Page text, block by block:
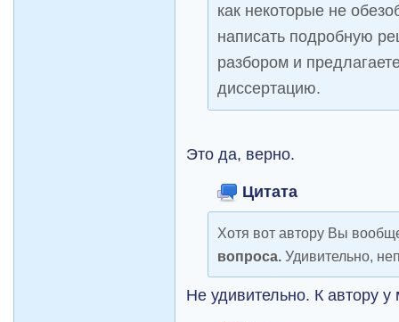
как некоторые не
написать подробную
разбором и
диссертацию.
Это да, верно.
Цитата
Хотя вот автору Вы
вопроса. Удивительно,
Не удивительно. К автору